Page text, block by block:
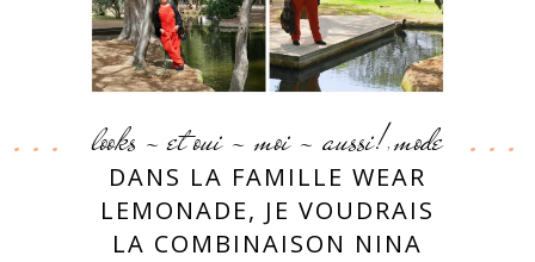
looks - et oui - moi - aussi!, mode
DANS LA FAMILLE WEAR
LEMONADE, JE VOUDRAIS
LA COMBINAISON NINA